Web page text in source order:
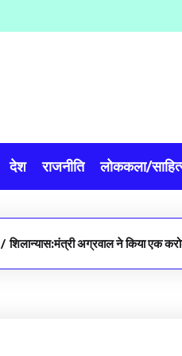
देश राजनीति लोककला/
/ शिलान्यास:मंत्री अग्रवाल ने किया एक